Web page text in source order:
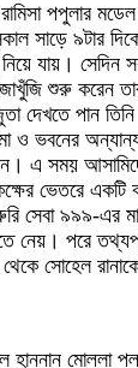
পপুলার
সাড়ে ৯টার
যায়। সেদিন
শুরু করেন
দেখতে পান
ও ভবনের অন্যান্য
এ সময়
ভেতরে একটি
সেবা ৯৯৯-এর
নেয়। পরে
থেকে সোহেল
হান্নান মোল্লা